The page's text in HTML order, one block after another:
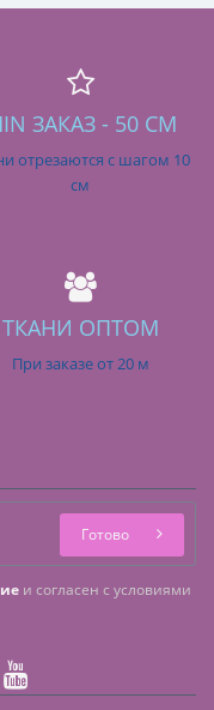
ЗАКАЗ - 50 СМ
отрезаются с шагом 10
см
ТКАНИ ОПТОМ
При заказе от 20 м
и согласен с условиями
Готово